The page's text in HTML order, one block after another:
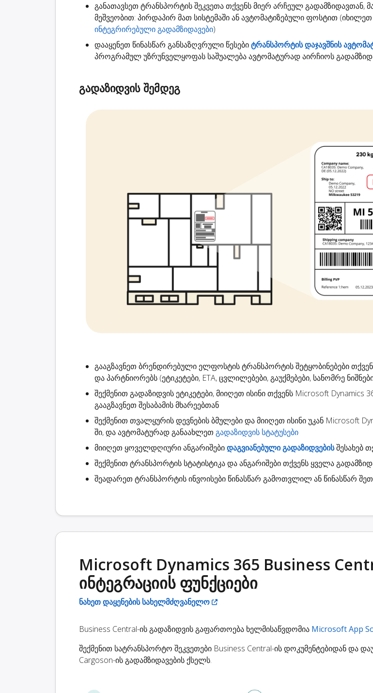
განათავსეთ ტრანსპორტის შეკვეთათქვენს მიერ არჩეულ გადამზიდავთან,
მეშვეობით: პირდაპირ მათ სისტემაში ან ავტომატიზებული ფოსტით (იხილეთ
ინტეგრირებული გადამზიდავები)
დააყენეთ წინასწარ განსაზღვრული წესებიტრანსპორტის დაჯავშნის
პროგრამულ უზრუნველყოფას საშუალება ავტომატურად აირჩიოს
გადაზიდვის შემდეგ
გააგზავნეთ ბრენდირებული ელფოსტისტრანსპორტის შეტყობინებები
და პარტნიორებს (ეტიკეტები, ETA, ცვლილებები, გაუქმებები, სანომრე
შექმენით გადაზიდვის ეტიკეტები, მიიღეთ ისინი თქვენს Microsoft Dynamics
გააგზავნეთ შესაბამის მხარეებთან
შექმენით თვალყურის დევნების ბმულებიდა მიიღეთ ისინი უკან Microsoft
ში, და ავტომატურად განაახლეთ გადაზიდვის სტატუსები
მიიღეთ ყოველდღიური ანგარიშებიდაგვიანებული გადაზიდვებისშესახებ
შექმენით ტრანსპორტის სტატისტიკადა ანგარიშები თქვენს ყველა
შეადარეთ ტრანსპორტის ინვოისები წინასწარ გამოთვლილ ან წინასწარ
Microsoft Dynamics 365 Business
ინტეგრაციის ფუნქციები
ნახეთ დაყენების სახელმძღვანელო
Business Central-ის გადაზიდვის გაფართოება ხელმისაწვდომია Microsoft App
შექმენით სატრანსპორტო შეკვეთები Business Central-ის დოკუმენტებიდან და
Cargoson-ის გადამზიდავების ქსელს.